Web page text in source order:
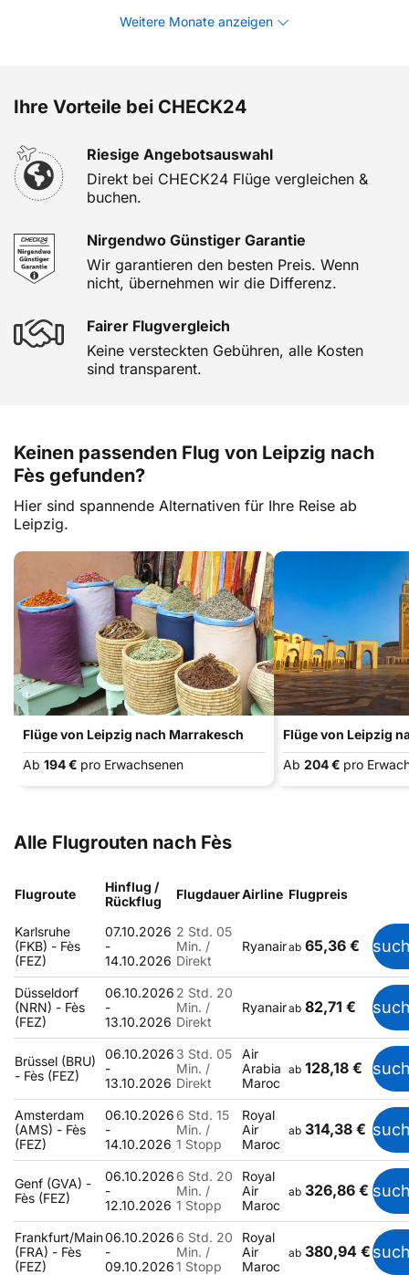
Weitere Monate anzeigen
Ihre Vorteile bei CHECK24
Riesige Angebotsauswahl
Direkt bei CHECK24 Flüge vergleichen &
buchen.
Nirgendwo Günstiger Garantie
Wir garantieren den besten Preis. Wenn
nicht, übernehmen wir die Differenz.
Fairer Flugvergleich
Keine versteckten Gebühren, alle Kosten
sind transparent.
Keinen passenden Flug von Leipzig nach
Fès gefunden?
Hier sind spannende Alternativen für Ihre Reise ab
Leipzig.
Flüge von Leipzig nach Marrakesch
Ab 194 € pro Erwachsenen
Flüge von Leipzig
Ab 204 € pro
Alle Flugrouten nach Fès
Flugroute
Hinflug /
Rückflug
FlugdauerAirline Flugpreis
Karlsruhe
(FKB) - Fès
(FEZ)
07.10.2026
-
14.10.2026
2 Std. 05
Min. /
Direkt
Ryanairab 65,36 €
Düsseldorf
(NRN) - Fès
(FEZ)
06.10.2026
-
13.10.2026
2 Std. 20
Min. /
Direkt
Ryanairab 82,71 €
Brüssel (BRU)
- Fès (FEZ)
06.10.2026
-
13.10.2026
3 Std. 05
Min. /
Direkt
Air
Arabia
Maroc
ab 128,18 €
Amsterdam
(AMS) - Fès
(FEZ)
06.10.2026
-
14.10.2026
6 Std. 15
Min. /
1 Stopp
Royal
Air
Maroc
ab 314,38 €
Genf (GVA) -
Fès (FEZ)
06.10.2026
-
12.10.2026
6 Std. 20
Min. /
1 Stopp
Royal
Air
Maroc
ab 326,86 €
Frankfurt/Main
(FRA) - Fès
(FEZ)
06.10.2026
-
09.10.2026
6 Std. 20
Min. /
1 Stopp
Royal
Air
Maroc
ab 380,94 €